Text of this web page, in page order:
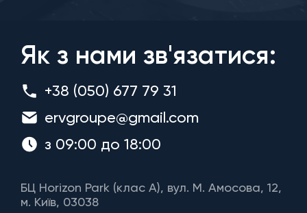
Як з нами зв'язатися:
+38 (050) 677 79 31
ervgroupe@gmail.com
з 09:00 до 18:00
БЦ Horizon Park (клас A), вул. М. Амосова, 12,
м. Київ, 03038